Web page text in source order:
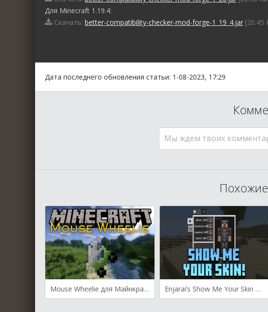
Для Minecraft 1.19.4:
Скачать: better-compatibility-checker-mod-forge-1_19_4.jar [20.45
Дата последнего обновления статьи: 1-08-2023, 17:29
Мы ждем твоих
Mouse Wheelie для Майнкрафт [1.20.1, 1.20] Enjarai’s Show Me Your Skin для Майнкрафт [1.20.1, 1.20, 1.19.4]